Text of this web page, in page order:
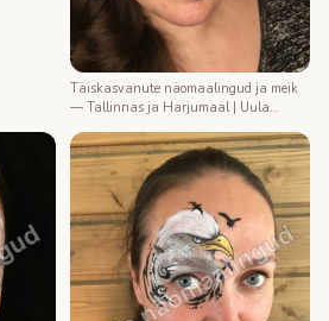
Täiskasvanute näomaalingud ja meik
— Tallinnas ja Harjumaal | Uula